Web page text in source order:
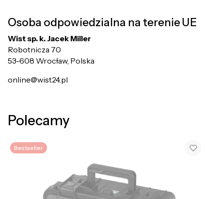
Osoba odpowiedzialna na terenie UE
Wist sp. k. Jacek Miller
Robotnicza 70
53-608 Wrocław, Polska
online@wist24.pl
Polecamy
Bestseller